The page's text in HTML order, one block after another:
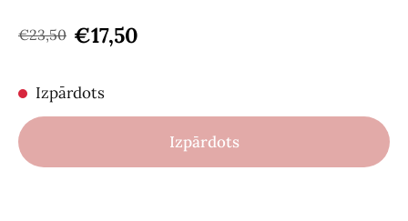
€23,50 €17,50
Izpārdots
Izpārdots